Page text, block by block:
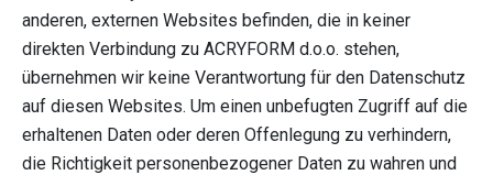
anderen, externen Websites befinden, die in keiner
direkten Verbindung zu ACRYFORM d.o.o. stehen,
übernehmen wir keine Verantwortung für den Datenschutz
auf diesen Websites. Um einen unbefugten Zugriff auf die
erhaltenen Daten oder deren Offenlegung zu verhindern,
die Richtigkeit personenbezogener Daten zu wahren und